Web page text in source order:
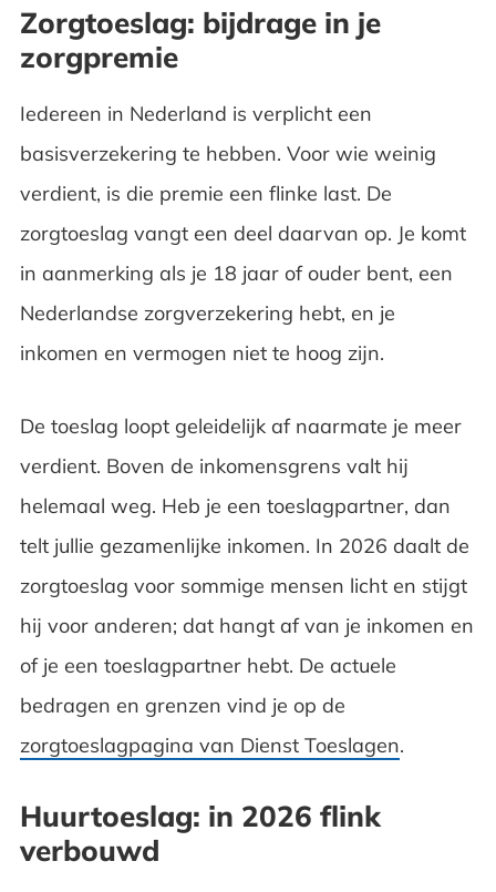
Zorgtoeslag: bijdrage in je
zorgpremie
Iedereen in Nederland is verplicht een
basisverzekering te hebben. Voor wie weinig
verdient, is die premie een flinke last. De
zorgtoeslag vangt een deel daarvan op. Je komt
in aanmerking als je 18 jaar of ouder bent, een
Nederlandse zorgverzekering hebt, en je
inkomen en vermogen niet te hoog zijn.
De toeslag loopt geleidelijk af naarmate je meer
verdient. Boven de inkomensgrens valt hij
helemaal weg. Heb je een toeslagpartner, dan
telt jullie gezamenlijke inkomen. In 2026 daalt de
zorgtoeslag voor sommige mensen licht en stijgt
hij voor anderen; dat hangt af van je inkomen en
of je een toeslagpartner hebt. De actuele
bedragen en grenzen vind je op de
zorgtoeslagpagina van Dienst Toeslagen.
Huurtoeslag: in 2026 flink
verbouwd